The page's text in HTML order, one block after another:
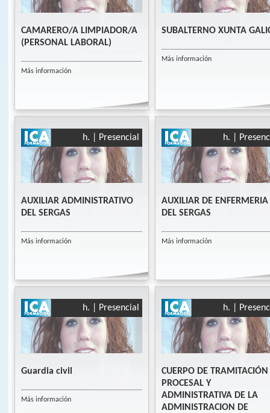
CAMARERO/A LIMPIADOR/A
(PERSONAL LABORAL)
Más información
SUBALTERNO XUNTA
Más información
h. | Presencial
AUXILIAR ADMINISTRATIVO
DEL SERGAS
Más información
h. |
AUXILIAR DE ENFERMERIA
DEL SERGAS
Más información
h. | Presencial
Guardia civil
Más información
h. |
CUERPO DE TRAMITACIÓN
PROCESAL Y
ADMINISTRATIVA DE LA
ADMINISTRACION DE